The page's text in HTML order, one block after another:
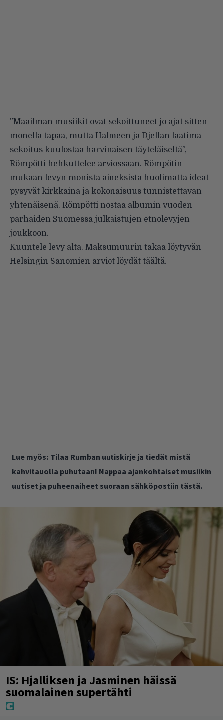
”Maailman musiikit ovat sekoittuneet jo ajat sitten
monella tapaa, mutta Halmeen ja Djellan laatima
sekoitus kuulostaa harvinaisen täyteläiseltä”,
Römpötti hehkuttelee arviossaan. Römpötin
mukaan levyn monista aineksista huolimatta ideat
pysyvät kirkkaina ja kokonaisuus tunnistettavan
yhtenäisenä. Römpötti nostaa albumin vuoden
parhaiden Suomessa julkaistujen etnolevyjen
joukkoon.
Kuuntele levy alta. Maksumuurin takaa löytyvän
Helsingin Sanomien arviot löydät täältä.
Lue myös: Tilaa Rumban uutiskirje ja tiedät mistä
kahvitauolla puhutaan! Nappaa ajankohtaiset musiikin
uutiset ja puheenaiheet suoraan sähköpostiin tästä.
IS: Hjalliksen ja Jasminen häissä
suomalainen supertähti